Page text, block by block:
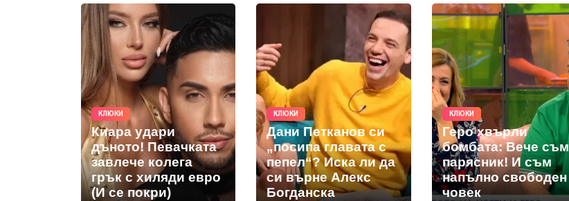
КЛЮКИ
Киара удари
дъното! Певачката
завлече колега
грък с хиляди евро
(И се покри)
КЛЮКИ
Дани Петканов си
„посипа главата с
пепел“? Иска ли да
си върне Алекс
Богданска
КЛЮКИ
Геро хвърли
бомбата: Вече съм
парясник! И съм
напълно свободен
човек